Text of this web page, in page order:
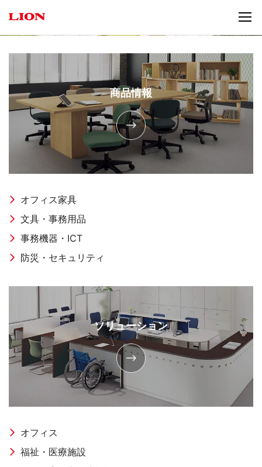
オフィス家具
文具・事務用品
事務機器・ICT
防災・セキュリティ
商品情報
オフィス
福祉・医療施設
ソリューション